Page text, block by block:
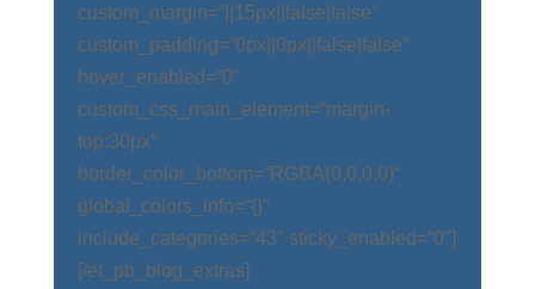
custom_margin=“||15px||false|false“
custom_padding=“0px||0px||false|false“
hover_enabled=“0″
custom_css_main_element=“margin-
top:30px“
border_color_bottom=“RGBA(0,0,0,0)“
global_colors_info=“{}“
include_categories=“43″ sticky_enabled=“0″]
[/et_pb_blog_extras]